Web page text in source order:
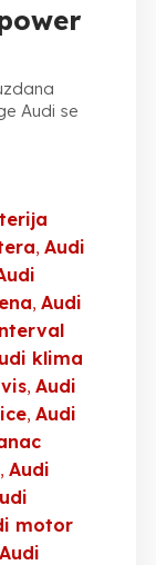
Audi se
Audi
Audi
klima
Audi
Audi
Audi
motor
Audi